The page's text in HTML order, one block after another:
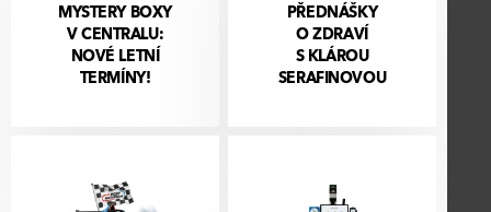
MYSTERY BOXY
V CENTRALU:
NOVÉ LETNÍ
TERMÍNY!
PŘEDNÁŠKY
O ZDRAVÍ
S KLÁROU
SERAFINOVOU